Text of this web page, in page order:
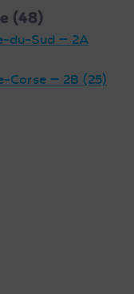
(48)
du-Sud — 2A
Corse — 2B (25)